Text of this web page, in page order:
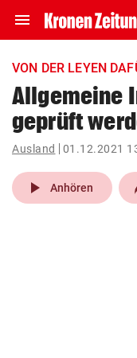
menu Navigation
ein-/ausklappen
account_circle Anmelden
pin_drop
Wien
VON DER LEYEN
Allgemeine
geprüft
Ausland 01.12.2021
play_arrow Anhören